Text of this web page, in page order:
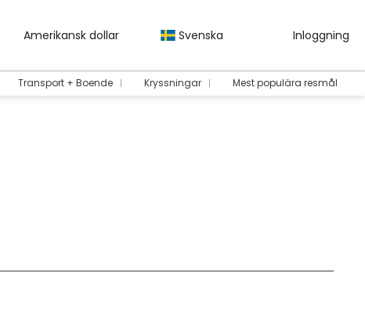
Amerikansk dollar Svenska Inloggning
Transport + Boende Kryssningar Mest populära resmål